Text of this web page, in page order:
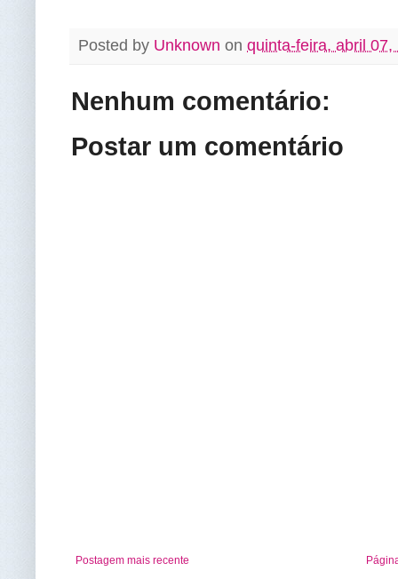
Posted by Unknown on quinta-feira, abril 07,
Nenhum comentário:
Postar um comentário
Postagem mais recente